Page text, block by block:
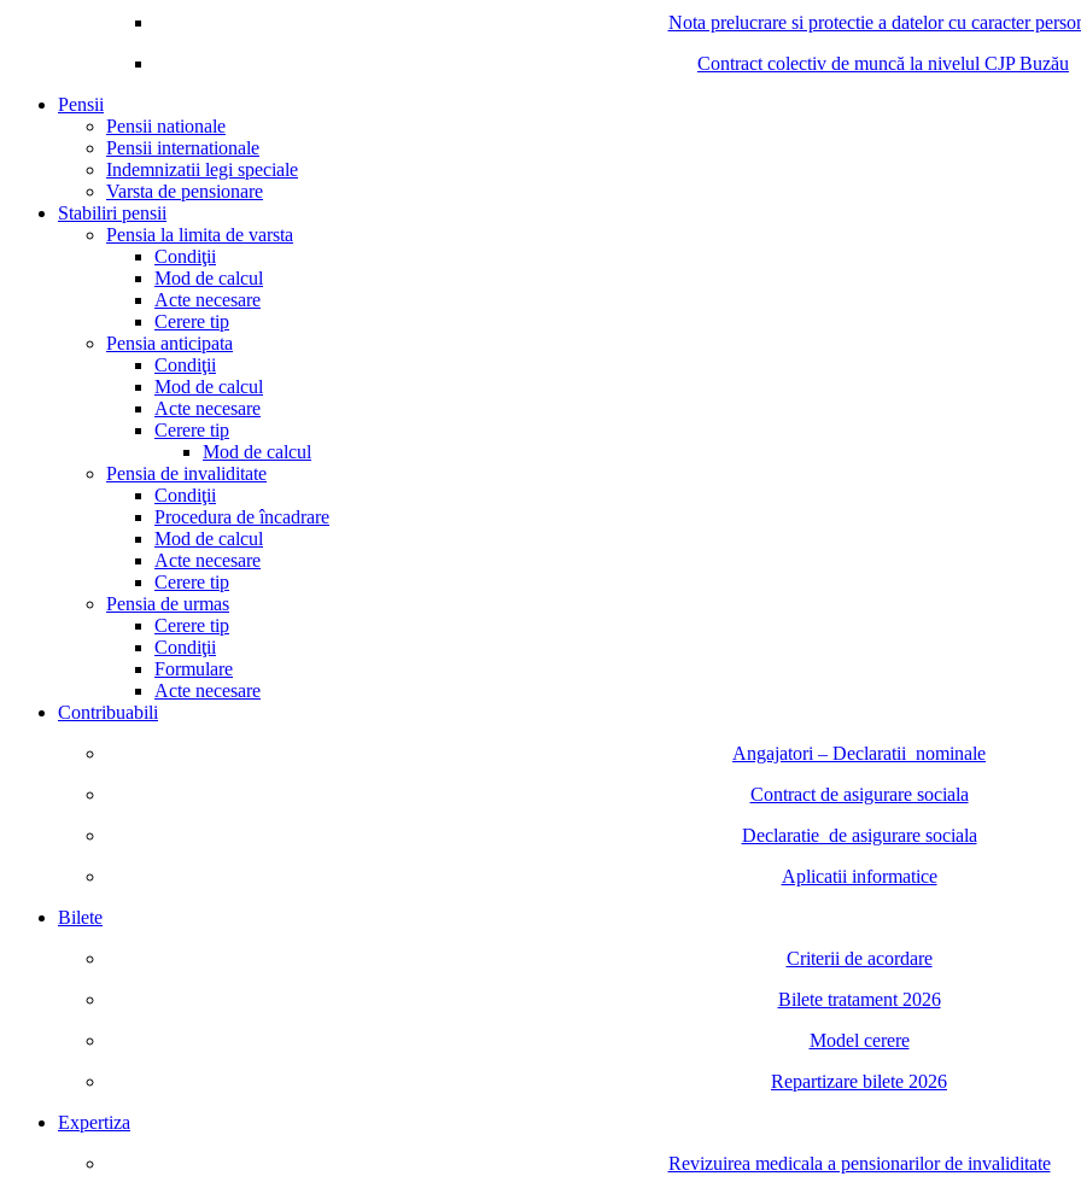
Nota prelucrare si protectie a datelor cu caracter
Contract colectiv de muncă la nivelul CJP Buzău
Pensii
Pensii nationale
Pensii internationale
Indemnizatii legi speciale
Varsta de pensionare
Stabiliri pensii
Pensia la limita de varsta
Condiţii
Mod de calcul
Acte necesare
Cerere tip
Pensia anticipata
Condiţii
Mod de calcul
Acte necesare
Cerere tip
Mod de calcul
Pensia de invaliditate
Condiţii
Procedura de încadrare
Mod de calcul
Acte necesare
Cerere tip
Pensia de urmas
Cerere tip
Condiţii
Formulare
Acte necesare
Contribuabili
Angajatori – Declaratii nominale
Contract de asigurare sociala
Declaratie de asigurare sociala
Aplicatii informatice
Bilete
Criterii de acordare
Bilete tratament 2026
Model cerere
Repartizare bilete 2026
Expertiza
Revizuirea medicala a pensionarilor de invaliditate